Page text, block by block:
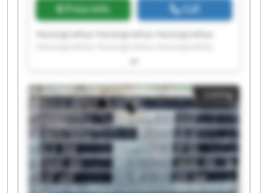
Price info Call
Hazaizgradnja Hazaizgradnja Hazaizgradnja
Hazaizgradnja Hazaizgradnja Hazaizgradnja
Hazaizgradnja Hazaizgradnja Hazaizgradnja
Hazaizgradnja Hazaizgradnja Hazaizgradnja
Hazaizgradnja Hazaizgradnja
Listing